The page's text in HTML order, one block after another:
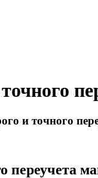
и точного
переучета